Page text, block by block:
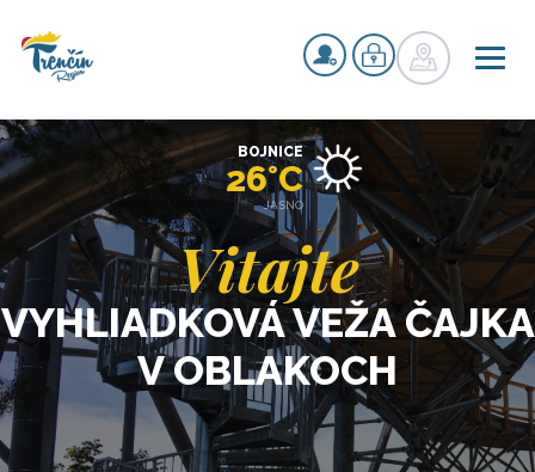
Vitajte
VYHLIADKOVÁ VEŽA ČAJKA
V OBLAKOCH
BOJNICE
26°C
JASNO